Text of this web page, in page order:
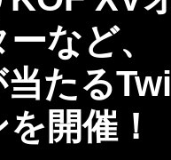
など、
当たる
開催！